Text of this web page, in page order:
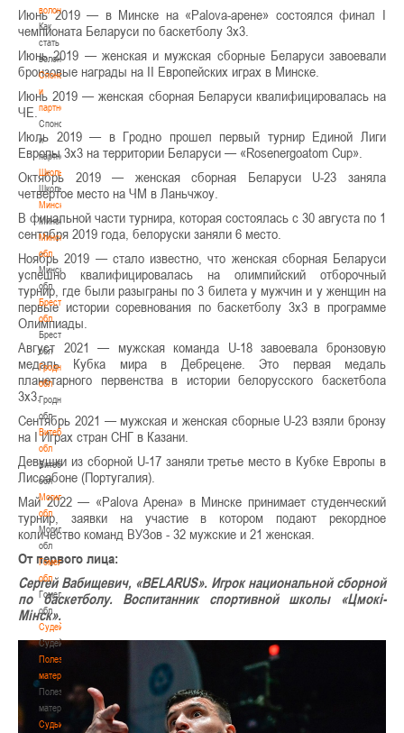
волонтером
Как
стать
волонтером
Спонсоры
и
партнеры
Спонсоры
и
партнеры
Школы
Школы
Минск
Минск
Минская
обл
Минская
обл
Брестская
обл
Брестская
обл
Гродненская
обл
Гродненская
обл
Витебская
обл
Витебская
обл
Могилевская
обл
Могилевская
обл
Гомельская
обл
Гомельская
обл
Судейство
Судейство
Полезные
материалы
Полезные
материалы
Судьи
Июнь 2019 — в Минске на «Palova-арене» состоялся финал I
чемпионата Беларуси по баскетболу 3х3.
Июнь 2019 — женская и мужская сборные Беларуси завоевали
бронзовые награды на II Европейских играх в Минске.
Июнь 2019 — женская сборная Беларуси квалифицировалась на
ЧЕ.
Июль 2019 — в Гродно прошел первый турнир Единой Лиги
Европы 3х3 на территории Беларуси — «Rosenergoatom Cup».
Октябрь 2019 — женская сборная Беларуси U-23 заняла
четвертое место на ЧМ в Ланьчжоу.
В финальной части турнира, которая состоялась с 30 августа по 1
сентября 2019 года, белоруски заняли 6 место.
Ноябрь 2019 — стало известно, что женская сборная Беларуси
успешно квалифицировалась на олимпийский отборочный
турнир, где были разыграны по 3 билета у мужчин и у женщин на
первые истории соревнования по баскетболу 3х3 в программе
Олимпиады.
Август 2021 — мужская команда U-18 завоевала бронзовую
медаль Кубка мира в Дебрецене. Это первая медаль
планетарного первенства в истории белорусского баскетбола
3х3.
Сентябрь 2021 — мужская и женская сборные U-23 взяли бронзу
на I Играх стран СНГ в Казани.
Девушки из сборной U-17 заняли третье место в Кубке Европы в
Лиссабоне (Португалия).
Май 2022 — «Palova Арена» в Минске принимает студенческий
турнир, заявки на участие в котором подают рекордное
количество команд ВУЗов - 32 мужские и 21 женская.
От первого лица:
Сергей Вабищевич, «BELARUS». Игрок национальной сборной
по баскетболу. Воспитанник спортивной школы «Цмокі-
Мінск».